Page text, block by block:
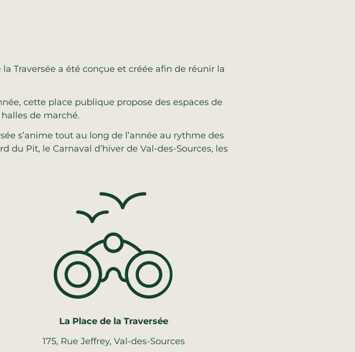
Traversée a été conçue et créée afin de réunir la
cette place publique propose des espaces de
de marché.
s’anime tout au long de l’année au rythme des
du Pit, le Carnaval d’hiver de Val-des-Sources, les
La Place de la Traversée
175, Rue Jeffrey, Val-des-Sources